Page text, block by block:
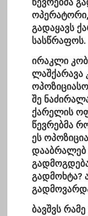
წევრებმა
გადაყავს
სასწრაფოს.
ირაკლი
ლაშქარავა
შე
ქარელის
წევრებმა
ეს
დააბრალებ
გადმოხტა?
ბავშვს